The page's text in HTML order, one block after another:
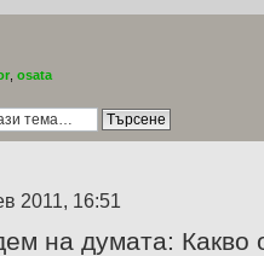
osata
2011, 16:51
на думата: